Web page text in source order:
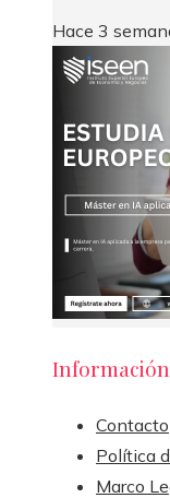
Hace 3
Información
Contacto
Política
Marco